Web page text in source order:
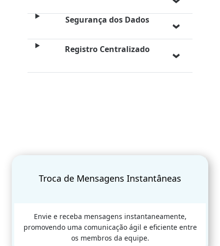
Segurança dos Dados
Registro Centralizado
Troca de Mensagens Instantâneas
Envie e receba mensagens instantaneamente,
promovendo uma comunicação ágil e eficiente entre
os membros da equipe.